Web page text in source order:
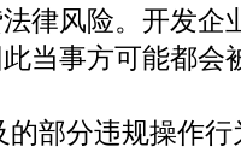
律风险。开发企
当事方可能都会
的部分违规操作